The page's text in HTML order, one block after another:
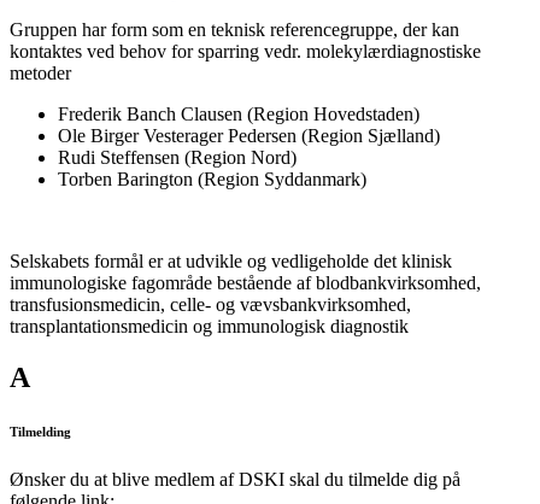
Gruppen har form som en teknisk referencegruppe, der kan
kontaktes ved behov for sparring vedr. molekylærdiagnostiske
metoder
Frederik Banch Clausen (Region Hovedstaden)
Ole Birger Vesterager Pedersen (Region Sjælland)
Rudi Steffensen (Region Nord)
Torben Barington (Region Syddanmark)
Selskabets formål er at udvikle og vedligeholde det klinisk
immunologiske fagområde bestående af blodbankvirksomhed,
transfusionsmedicin, celle- og vævsbankvirksomhed,
transplantationsmedicin og immunologisk diagnostik
A
Tilmelding
Ønsker du at blive medlem af DSKI skal du tilmelde dig på